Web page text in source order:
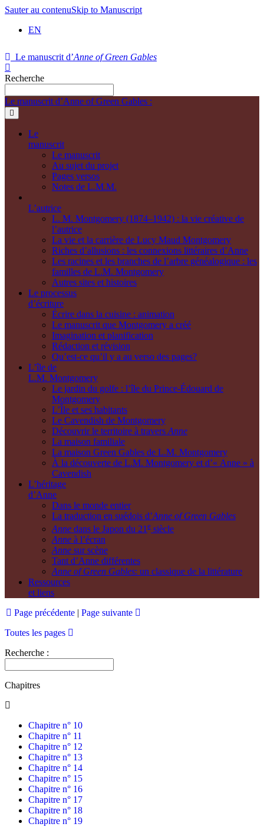
Sauter au contenuSkip to Manuscript
EN
Le manuscrit d’Anne of Green Gables
Recherche
Le manuscrit d’Anne of Green Gables :
Le
manuscrit
Le manuscrit
Au sujet du projet
Pages versos
Notes de L.M.M.
L’autrice
L. M. Montgomery (1874–1942) : la vie créative de
l’autrice
La vie et la carrière de Lucy Maud Montgomery
Riches d’allusions : les connexions littéraires d’Anne
Les racines et les branches de l’arbre généalogique : les
familles de L.M. Montgomery
Autres sites et histoires
Le processus
d’écriture
Écrire dans la cuisine : animation
Le manuscrit que Montgomery a créé
Imagination et planification
Rédaction et révision
Qu’est-ce qu’il y a au verso des pages?
L’île de
L.M. Montgomery
Le jardin du golfe : l’île du Prince-Édouard de
Montgomery
L’Île et ses habitants
Le Cavendish de Montgomery
Découvrir le territoire à travers Anne
La maison familiale
La maison Green Gables de L.M. Montgomery
À la découverte de L.M. Montgomery et d’« Anne » à
Cavendish
L’héritage
d’Anne
Dans le monde entier
La traduction en suédois d’Anne of Green Gables
Anne dans le Japon du 21 e siècle
Anne à l’écran
Anne sur scène
Tant d’Anne différentes
Anne of Green Gables: un classique de la littérature
Ressources
et liens
Page précédente | Page suivante
Toutes les pages
Recherche :
Chapitres
Chapitre n° 10
Chapitre n° 11
Chapitre n° 12
Chapitre n° 13
Chapitre n° 14
Chapitre n° 15
Chapitre n° 16
Chapitre n° 17
Chapitre n° 18
Chapitre n° 19